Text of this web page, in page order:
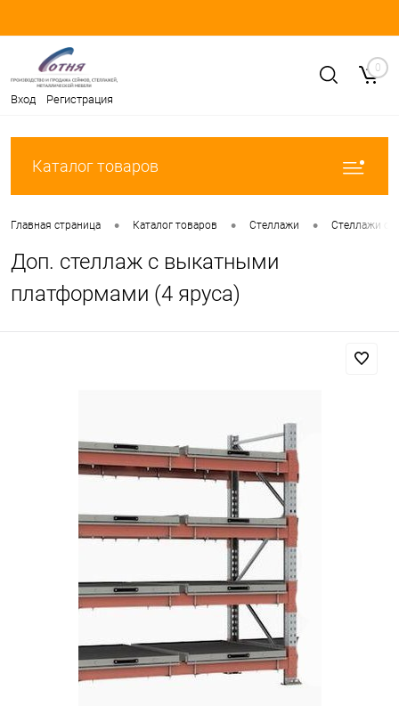
Вход Регистрация
0
Каталог товаров
Главная страница • Каталог товаров • Стеллажи • Стеллажи с
Доп. стеллаж с выкатными
платформами (4 яруса)